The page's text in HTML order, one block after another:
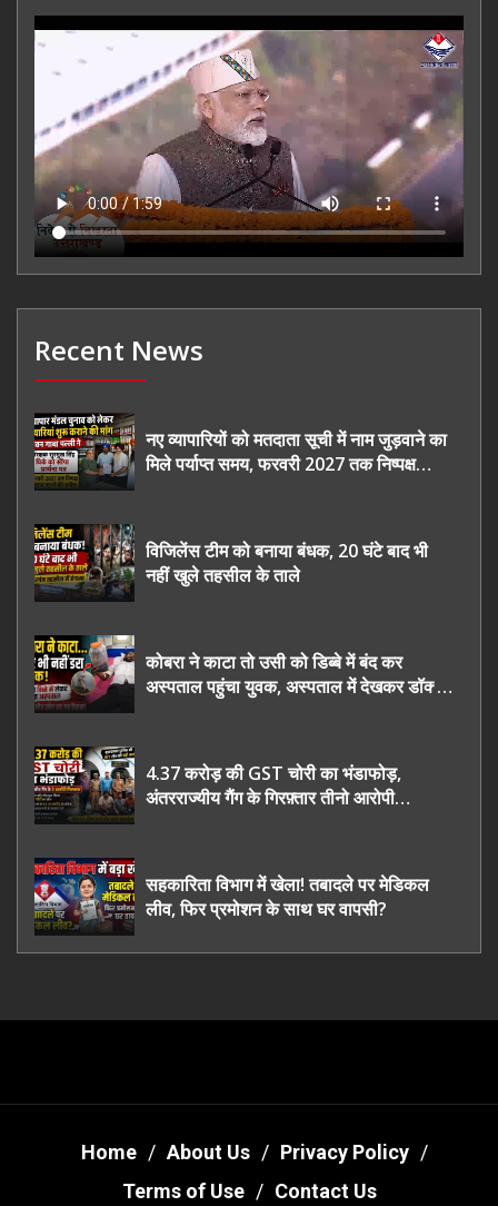
Recent News
नए व्यापारियों को मतदाता सूची में नाम जुड़वाने का
मिले पर्याप्त समय, फरवरी 2027 तक निष्पक्ष
विजिलेंस टीम को बनाया बंधक, 20 घंटे बाद भी
नहीं खुले तहसील के ताले
कोबरा ने काटा तो उसी को डिब्बे में बंद कर
अस्पताल पहुंचा युवक, अस्पताल में देखकर डॉक्टर
4.37 करोड़ की GST चोरी का भंडाफोड़,
अंतरराज्यीय गैंग के गिरफ़्तार तीनो आरोपी
सहकारिता विभाग में खेला! तबादले पर मेडिकल
लीव, फिर प्रमोशन के साथ घर वापसी?
Home About Us
Privacy Policy
Terms of Use
Contact Us